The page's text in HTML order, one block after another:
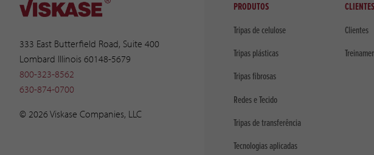
333 East Butterfield Road, Suite 400
Lombard Illinois 60148-5679
800-323-8562
630-874-0700
© 2026 Viskase Companies, LLC
PRODUTOS
Tripas de celulose
Tripas plásticas
Tripas fibrosas
Redes e Tecido
Tripas de transferência
Tecnologias aplicadas
CLIENTES
Clientes